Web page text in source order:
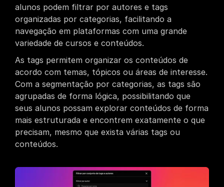
alunos podem filtrar por autores e tags
organizadas por categorias, facilitando a
navegação em plataformas com uma grande
variedade de cursos e conteúdos.
As tags permitem organizar os conteúdos de
acordo com temas, tópicos ou áreas de interesse.
Com a segmentação por categorias, as tags são
agrupadas de forma lógica, possibilitando que
seus alunos possam explorar conteúdos de forma
mais estruturada e encontrem exatamente o que
precisam, mesmo que exista várias tags ou
conteúdos.